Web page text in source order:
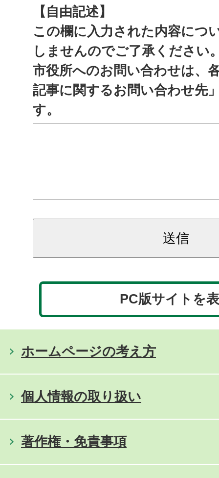
【自由記述】
この欄に入力された内容につ
しませんのでご了承ください
市役所へのお問い合わせは、
記事に関するお問い合わせ先
す。
PC版サイトを
ホームページの考え方
個人情報の取り扱い
著作権・免責事項